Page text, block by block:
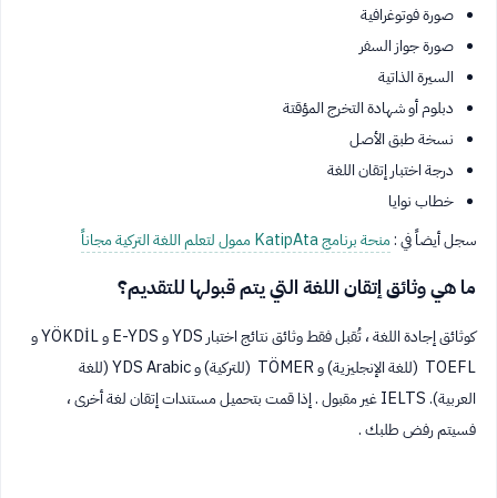
صورة فوتوغرافية
صورة جواز السفر
السيرة الذاتية
دبلوم أو شهادة التخرج المؤقتة
نسخة طبق الأصل
درجة اختبار إتقان اللغة
خطاب نوايا
سجل أيضاً في :منحة برنامج KatipAta ممول لتعلم اللغة التركية مجاناً
ما هي وثائق إتقان اللغة التي يتم قبولها للتقديم؟
كوثائق إجادة اللغة ، تُقبل فقط وثائق نتائج اختبار YDS و E-YDS و YÖKDİL و
TOEFL (للغة الإنجليزية) و TÖMER (للتركية) و YDS Arabic (للغة
العربية). IELTS غير مقبول . إذا قمت بتحميل مستندات إتقان لغة أخرى ،
فسيتم رفض طلبك .